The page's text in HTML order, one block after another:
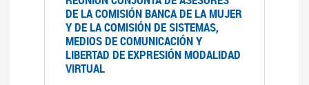
DE LA COMISIÓN BANCA DE LA MUJER
Y DE LA COMISIÓN DE SISTEMAS,
MEDIOS DE COMUNICACIÓN Y
LIBERTAD DE EXPRESIÓN MODALIDAD
VIRTUAL